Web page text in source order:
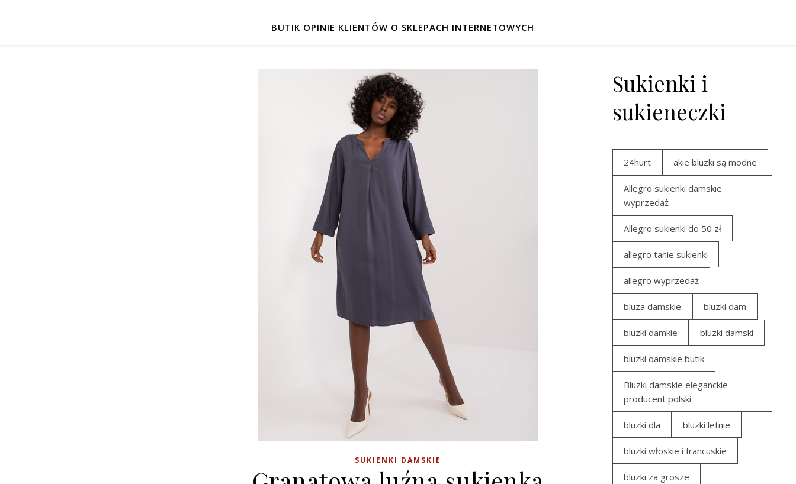
BUTIK OPINIE KLIENTÓW O SKLEPACH INTERNETOWYCH
SUKIENKI DAMSKIE
Sukienki i
sukieneczki
24hurt akie bluzki są modne
Allegro sukienki damskie
wyprzedaż
Allegro sukienki do 50 zł
allegro tanie sukienki
allegro wyprzedaż
bluza damskie bluzki dam
bluzki damkie bluzki damski
bluzki damskie butik
Bluzki damskie eleganckie
producent polski
bluzki dla bluzki letnie
bluzki włoskie i francuskie
bluzki za grosze